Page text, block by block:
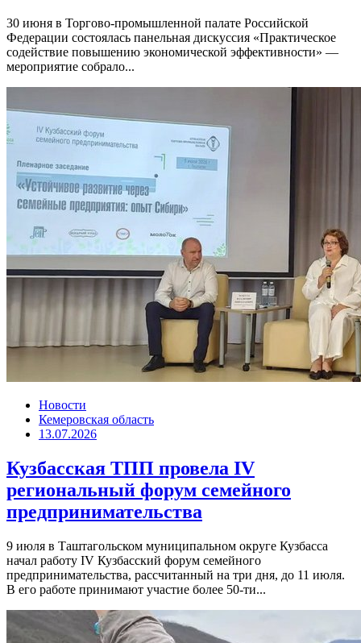
30 июня в Торгово-промышленной палате Российской
Федерации состоялась панельная дискуссия «Практическое
содействие повышению экономической эффективности» —
мероприятие собрало...
Новости
Кемеровская область
13.07.2026
Кузбасская ТПП провела IV
региональный форум семейного
предпринимательства
9 июля в Таштагольском муниципальном округе Кузбасса
начал работу IV Кузбасский форум семейного
предпринимательства, рассчитанный на три дня, до 11 июля.
В его работе принимают участие более 50-ти...